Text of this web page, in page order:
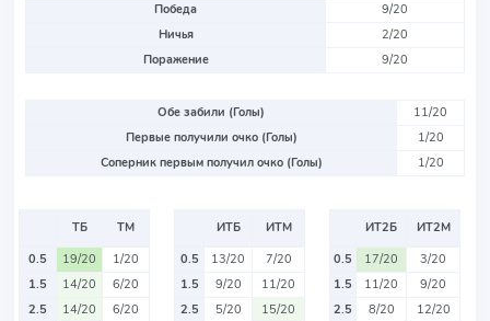
Победа
9/20
Ничья
2/20
Поражение
9/20
Обе забили (Голы)
11/20
Первые получили очко (Голы)
1/20
Соперник первым получил очко (Голы)
1/20
ТБ
ТМ
0.5
19/20
1/20
1.5
14/20
6/20
2.5
14/20
6/20
ИТБ
ИТМ
0.5
13/20
7/20
1.5
9/20
11/20
2.5
5/20
15/20
ИТ2Б
ИТ2М
0.5
17/20
3/20
1.5
11/20
9/20
2.5
8/20
12/20